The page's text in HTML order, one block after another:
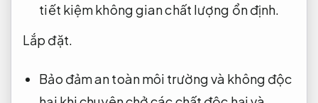
tiết kiệm không gian chất lượng ổn định.
Lắp đặt.
Bảo đảm an toàn môi trường và không độc